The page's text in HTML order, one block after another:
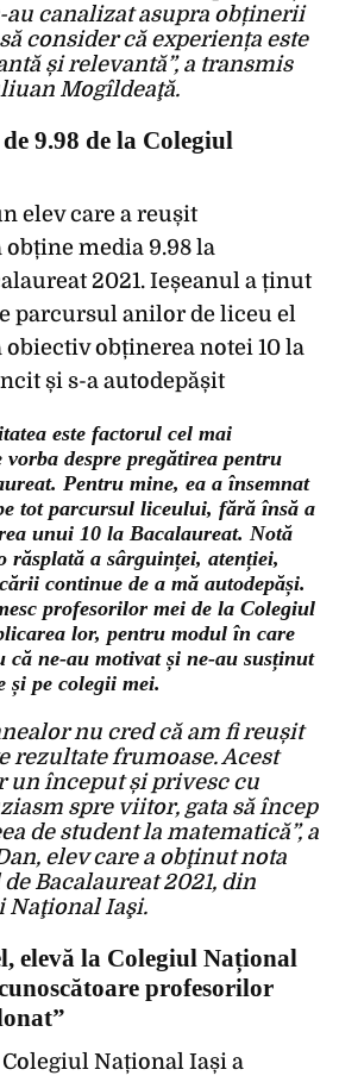
canalizat asupra obținerii
consider că experiența este
și relevantă”, a transmis
Mogîldeaţă.
9.98 de la Colegiul
elev care a reușit
media 9.98 la
2021. Ieșeanul a ținut
parcursul anilor de liceu el
obiectiv obținerea notei 10 la
și s-a autodepășit
este factorul cel mai
despre pregătirea pentru
Pentru mine, ea a însemnat
tot parcursul liceului, fără însă a
unui 10 la Bacalaureat. Notă
răsplată a sârguinței, atenției,
continue de a mă autodepăși.
profesorilor mei de la Colegiul
lor, pentru modul în care
că ne-au motivat și ne-au susținut
și pe colegii mei.
nu cred că am fi reușit
rezultate frumoase. Acest
un început și privesc cu
spre viitor, gata să încep
de student la matematică”, a
elev care a obţinut nota
Bacalaureat 2021, din
Naţional Iaşi.
elevă la Colegiul Național
profesorilor
Colegiul Național Iași a